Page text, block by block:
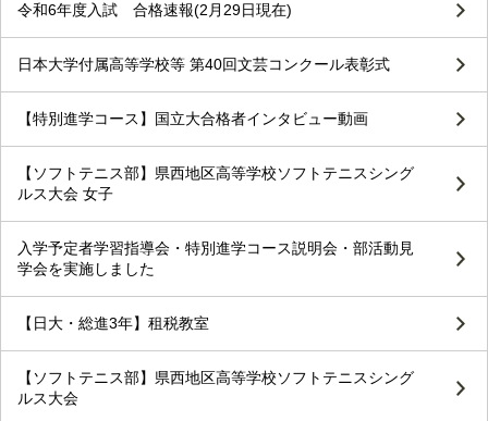
令和6年度入試 合格速報(2月29日現在)
日本大学付属高等学校等 第40回文芸コンクール表彰式
【特別進学コース】国立大合格者インタビュー動画
【ソフトテニス部】県西地区高等学校ソフトテニスシング
ルス大会 女子
入学予定者学習指導会・特別進学コース説明会・部活動見
学会を実施しました
【日大・総進3年】租税教室
【ソフトテニス部】県西地区高等学校ソフトテニスシング
ルス大会